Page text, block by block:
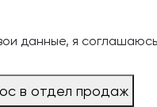
данные, я
в отдел продаж